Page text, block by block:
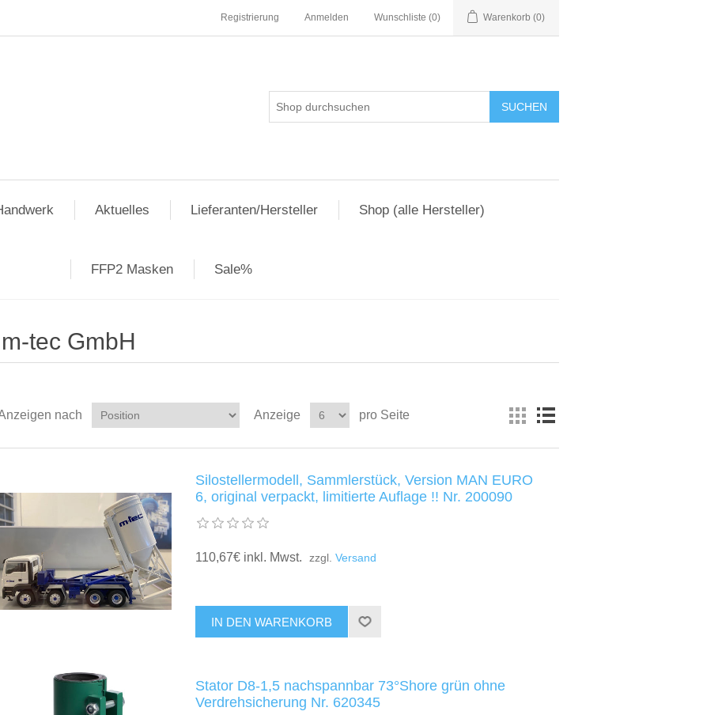
Registrierung Anmelden Wunschliste (0) Warenkorb (0)
Aktuelles Lieferanten/Hersteller Shop (alle Hersteller)
FFP2 Masken Sale%
m-tec GmbH
nach Anzeige pro Seite
Silostellermodell, Sammlerstück, Version MAN EURO
6, original verpackt, limitierte Auflage !! Nr. 200090
110,67€ inkl. Mwst. zzgl. Versand
Stator D8-1,5 nachspannbar 73°Shore grün ohne
Verdrehsicherung Nr. 620345